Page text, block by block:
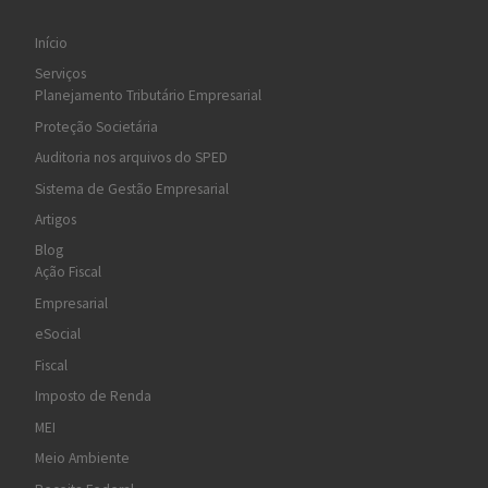
Início
Serviços
Planejamento Tributário Empresarial
Proteção Societária
Auditoria nos arquivos do SPED
Sistema de Gestão Empresarial
Artigos
Blog
Ação Fiscal
Empresarial
eSocial
Fiscal
Imposto de Renda
MEI
Meio Ambiente